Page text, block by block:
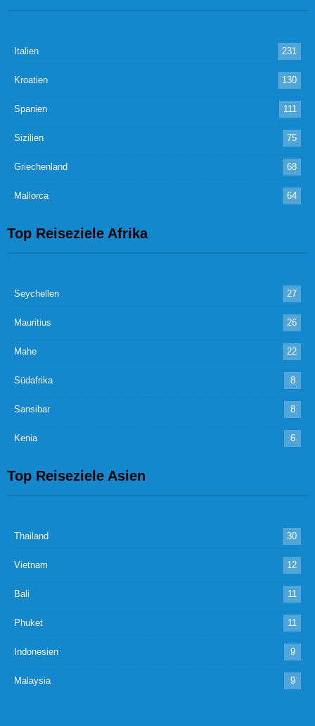
Italien 231
Kroatien 130
Spanien 111
Sizilien 75
Griechenland 68
Mallorca 64
Top Reiseziele Afrika
Seychellen 27
Mauritius 26
Mahe 22
Südafrika 8
Sansibar 8
Kenia 6
Top Reiseziele Asien
Thailand 30
Vietnam 12
Bali 11
Phuket 11
Indonesien 9
Malaysia 9